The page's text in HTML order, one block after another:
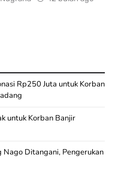
Rp250 Juta untuk Korban
untuk Korban Banjir
Nago Ditangani, Pengerukan